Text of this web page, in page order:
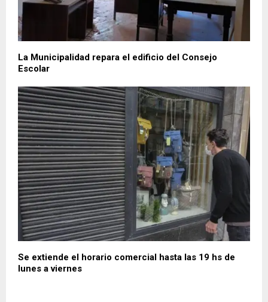
La Municipalidad repara el edificio del Consejo
Escolar
Se extiende el horario comercial hasta las 19 hs de
lunes a viernes